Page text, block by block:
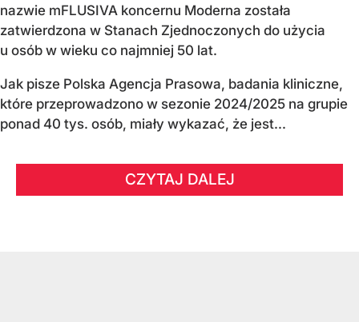
nazwie mFLUSIVA koncernu Moderna została
zatwierdzona w Stanach Zjednoczonych do użycia
u osób w wieku co najmniej 50 lat.
Jak pisze Polska Agencja Prasowa, badania kliniczne,
które przeprowadzono w sezonie 2024/2025 na grupie
ponad 40 tys. osób, miały wykazać, że jest...
CZYTAJ DALEJ